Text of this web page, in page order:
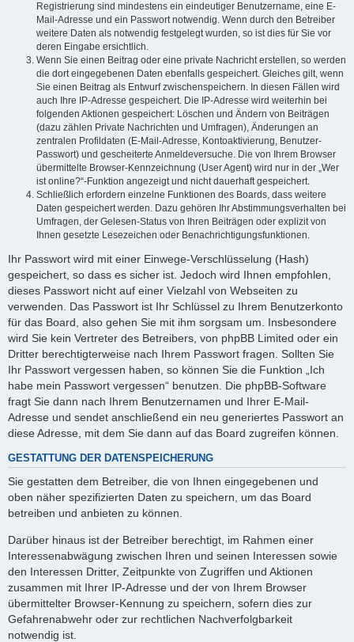
Registrierung sind mindestens ein eindeutiger Benutzername, eine E-
Mail-Adresse und ein Passwort notwendig. Wenn durch den Betreiber
weitere Daten als notwendig festgelegt wurden, so ist dies für Sie vor
deren Eingabe ersichtlich.
Wenn Sie einen Beitrag oder eine private Nachricht erstellen, so werden
die dort eingegebenen Daten ebenfalls gespeichert. Gleiches gilt, wenn
Sie einen Beitrag als Entwurf zwischenspeichern. In diesen Fällen wird
auch Ihre IP-Adresse gespeichert. Die IP-Adresse wird weiterhin bei
folgenden Aktionen gespeichert: Löschen und Ändern von Beiträgen
(dazu zählen Private Nachrichten und Umfragen), Änderungen an
zentralen Profildaten (E-Mail-Adresse, Kontoaktivierung, Benutzer-
Passwort) und gescheiterte Anmeldeversuche. Die von Ihrem Browser
übermittelte Browser-Kennzeichnung (User Agent) wird nur in der „Wer
ist online?“-Funktion angezeigt und nicht dauerhaft gespeichert.
Schließlich erfordern einzelne Funktionen des Boards, dass weitere
Daten gespeichert werden. Dazu gehören Ihr Abstimmungsverhalten bei
Umfragen, der Gelesen-Status von Ihren Beiträgen oder explizit von
Ihnen gesetzte Lesezeichen oder Benachrichtigungsfunktionen.
Ihr Passwort wird mit einer Einwege-Verschlüsselung (Hash)
gespeichert, so dass es sicher ist. Jedoch wird Ihnen empfohlen,
dieses Passwort nicht auf einer Vielzahl von Webseiten zu
verwenden. Das Passwort ist Ihr Schlüssel zu Ihrem Benutzerkonto
für das Board, also gehen Sie mit ihm sorgsam um. Insbesondere
wird Sie kein Vertreter des Betreibers, von phpBB Limited oder ein
Dritter berechtigterweise nach Ihrem Passwort fragen. Sollten Sie
Ihr Passwort vergessen haben, so können Sie die Funktion „Ich
habe mein Passwort vergessen“ benutzen. Die phpBB-Software
fragt Sie dann nach Ihrem Benutzernamen und Ihrer E-Mail-
Adresse und sendet anschließend ein neu generiertes Passwort an
diese Adresse, mit dem Sie dann auf das Board zugreifen können.
GESTATTUNG DER DATENSPEICHERUNG
Sie gestatten dem Betreiber, die von Ihnen eingegebenen und
oben näher spezifizierten Daten zu speichern, um das Board
betreiben und anbieten zu können.
Darüber hinaus ist der Betreiber berechtigt, im Rahmen einer
Interessenabwägung zwischen Ihren und seinen Interessen sowie
den Interessen Dritter, Zeitpunkte von Zugriffen und Aktionen
zusammen mit Ihrer IP-Adresse und der von Ihrem Browser
übermittelter Browser-Kennung zu speichern, sofern dies zur
Gefahrenabwehr oder zur rechtlichen Nachverfolgbarkeit
notwendig ist.